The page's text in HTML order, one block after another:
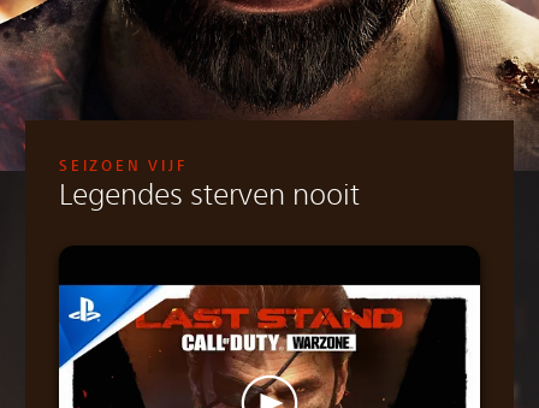
SEIZOEN VIJF
Legendes sterven nooit